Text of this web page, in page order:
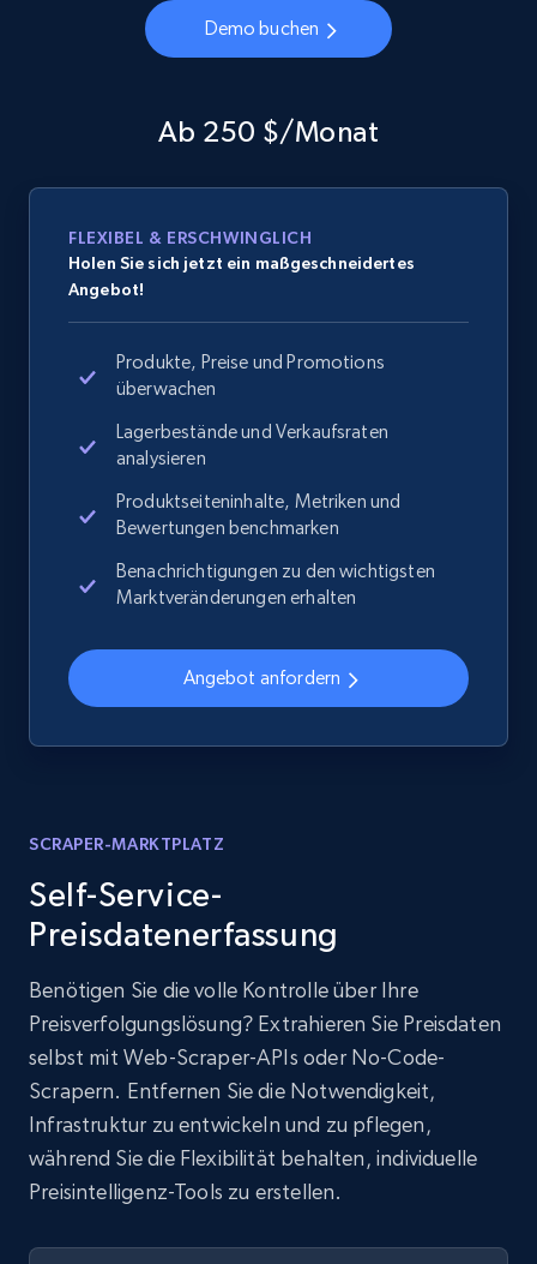
Demo buchen
Ab 250 $/Monat
FLEXIBEL & ERSCHWINGLICH
Holen Sie sich jetzt ein maßgeschneidertes
Angebot!
Produkte, Preise und Promotions
überwachen
Lagerbestände und Verkaufsraten
analysieren
Produktseiteninhalte, Metriken und
Bewertungen benchmarken
Benachrichtigungen zu den wichtigsten
Marktveränderungen erhalten
Angebot anfordern
SCRAPER-MARKTPLATZ
Self-Service-
Preisdatenerfassung
Benötigen Sie die volle Kontrolle über Ihre
Preisverfolgungslösung? Extrahieren Sie Preisdaten
selbst mit Web-Scraper-APIs oder No-Code-
Scrapern. Entfernen Sie die Notwendigkeit,
Infrastruktur zu entwickeln und zu pflegen,
während Sie die Flexibilität behalten, individuelle
Preisintelligenz-Tools zu erstellen.